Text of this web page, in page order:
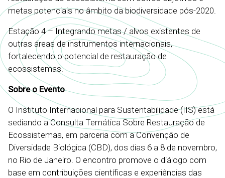
metas potenciais no âmbito da biodiversidade pós-2020.
Estação 4 – Integrando metas / alvos existentes de
outras áreas de instrumentos internacionais,
fortalecendo o potencial de restauração de
ecossistemas.
Sobre o Evento
O Instituto Internacional para Sustentabilidade (IIS) está
sediando a Consulta Temática Sobre Restauração de
Ecossistemas, em parceria com a Convenção de
Diversidade Biológica (CBD), dos dias 6 a 8 de novembro,
no Rio de Janeiro. O encontro promove o diálogo com
base em contribuições científicas e experiências das